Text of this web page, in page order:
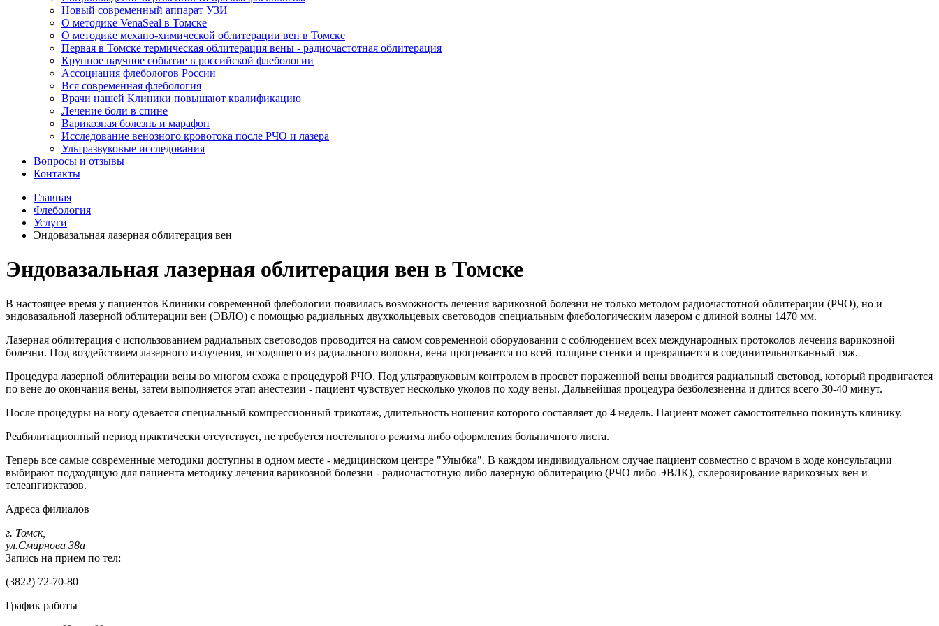
Новый современный аппарат УЗИ
О методике VenaSeal в Томске
О методике механо-химической облитерации вен в Томске
Первая в Томске термическая облитерация вены - радиочастотная облитерация
Крупное научное событие в российской флебологии
Ассоциация флебологов России
Вся современная флебология
Врачи нашей Клиники повышают квалификацию
Лечение боли в спине
Варикозная болезнь и марафон
Исследование венозного кровотока после РЧО и лазера
Ультразвуковые исследования
Вопросы и отзывы
Контакты
Главная
Флебология
Услуги
Эндовазальная лазерная облитерация вен
Эндовазальная лазерная облитерация вен в Томске
В настоящее время у пациентов Клиники современной флебологии появилась возможность лечения варикозной болезни не только методом радиочастотной облитерации (РЧО), но и
эндовазальной лазерной облитерации вен (ЭВЛО) с помощью радиальных двухкольцевых световодов специальным флебологическим лазером с длиной волны 1470 мм.
Лазерная облитерация с использованием радиальных световодов проводится на самом современной оборудовании с соблюдением всех международных протоколов лечения варикозной
болезни. Под воздействием лазерного излучения, исходящего из радиального волокна, вена прогревается по всей толщине стенки и превращается в соединительнотканный тяж.
Процедура лазерной облитерации вены во многом схожа с процедурой РЧО. Под ультразвуковым контролем в просвет пораженной вены вводится радиальный световод, который продвигается
по вене до окончания вены, затем выполняется этап анестезии - пациент чувствует несколько уколов по ходу вены. Дальнейшая процедура безболезненна и длится всего 30-40 минут.
После процедуры на ногу одевается специальный компрессионный трикотаж, длительность ношения которого составляет до 4 недель. Пациент может самостоятельно покинуть клинику.
Реабилитационный период практически отсутствует, не требуется постельного режима либо оформления больничного листа.
Теперь все самые современные методики доступны в одном месте - медицинском центре "Улыбка". В каждом индивидуальном случае пациент совместно с врачом в ходе консультации
выбирают подходящую для пациента методику лечения варикозной болезни - радиочастотную либо лазерную облитерацию (РЧО либо ЭВЛК), склерозирование варикозных вен и
телеангиэктазов.
Адреса филиалов
г. Томск,
ул.Смирнова 38а
Запись на прием по тел:
(3822) 72-70-80
График работы